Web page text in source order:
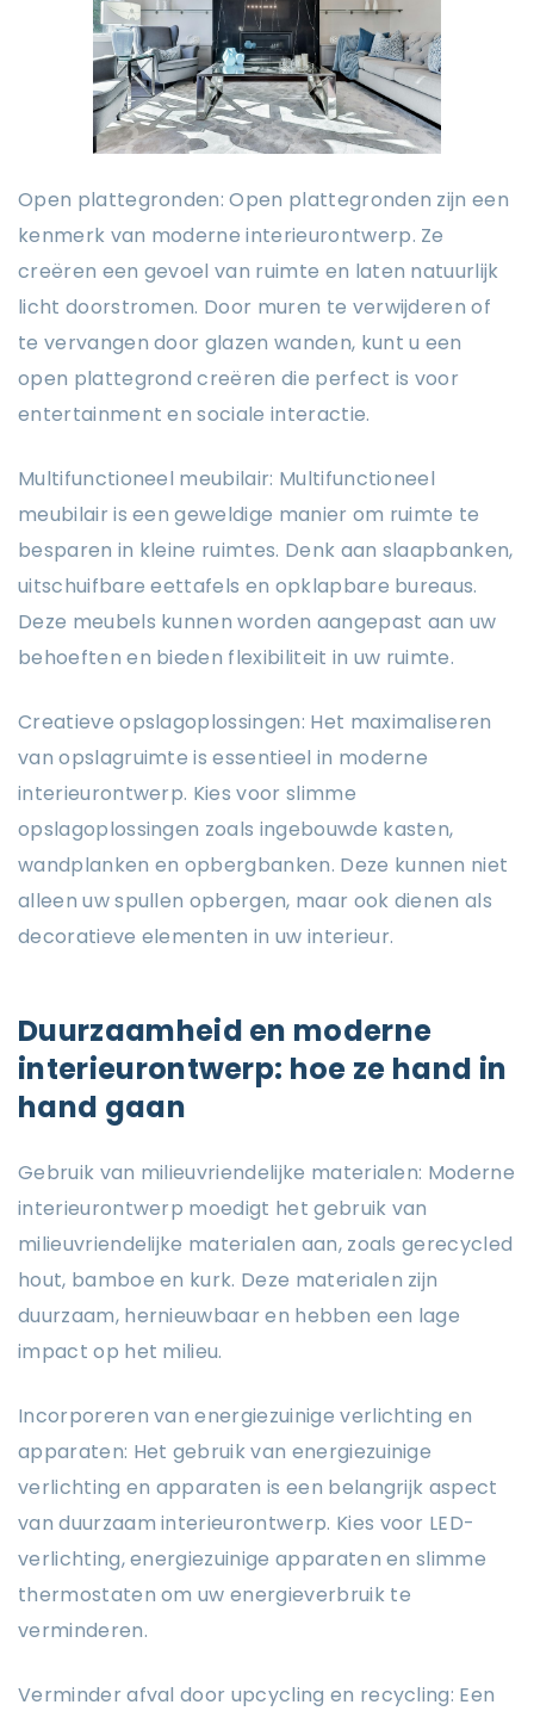
Open plattegronden: Open plattegronden zijn een
kenmerk van moderne interieurontwerp. Ze
creëren een gevoel van ruimte en laten natuurlijk
licht doorstromen. Door muren te verwijderen of
te vervangen door glazen wanden, kunt u een
open plattegrond creëren die perfect is voor
entertainment en sociale interactie.
Multifunctioneel meubilair: Multifunctioneel
meubilair is een geweldige manier om ruimte te
besparen in kleine ruimtes. Denk aan slaapbanken,
uitschuifbare eettafels en opklapbare bureaus.
Deze meubels kunnen worden aangepast aan uw
behoeften en bieden flexibiliteit in uw ruimte.
Creatieve opslagoplossingen: Het maximaliseren
van opslagruimte is essentieel in moderne
interieurontwerp. Kies voor slimme
opslagoplossingen zoals ingebouwde kasten,
wandplanken en opbergbanken. Deze kunnen niet
alleen uw spullen opbergen, maar ook dienen als
decoratieve elementen in uw interieur.
Duurzaamheid en moderne
interieurontwerp: hoe ze hand in
hand gaan
Gebruik van milieuvriendelijke materialen: Moderne
interieurontwerp moedigt het gebruik van
milieuvriendelijke materialen aan, zoals gerecycled
hout, bamboe en kurk. Deze materialen zijn
duurzaam, hernieuwbaar en hebben een lage
impact op het milieu.
Incorporeren van energiezuinige verlichting en
apparaten: Het gebruik van energiezuinige
verlichting en apparaten is een belangrijk aspect
van duurzaam interieurontwerp. Kies voor LED-
verlichting, energiezuinige apparaten en slimme
thermostaten om uw energieverbruik te
verminderen.
Verminder afval door upcycling en recycling: Een